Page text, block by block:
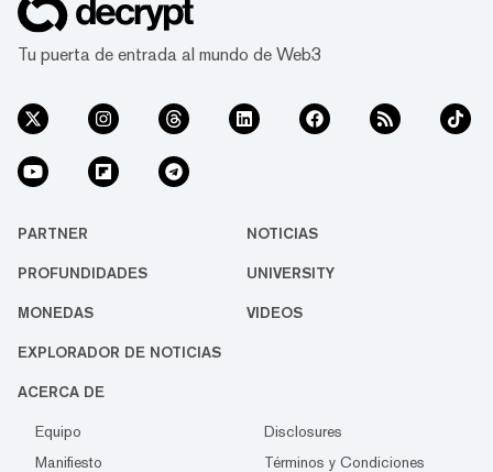
Tu puerta de entrada al mundo de Web3
PARTNER NOTICIAS
PROFUNDIDADES UNIVERSITY
MONEDAS VIDEOS
EXPLORADOR DE NOTICIAS
ACERCA DE
Equipo
Disclosures
Manifiesto
Términos y Condiciones